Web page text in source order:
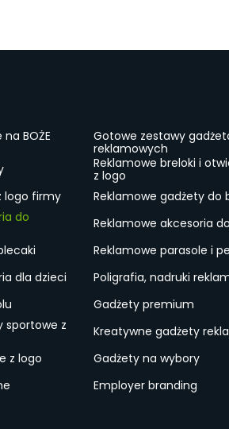
BOŻE
Gotowe zestawy
reklamowych
Reklamowe breloki i
z logo
logo firmy
Reklamowe gadżety do
do
Reklamowe akcesoria
Reklamowe parasole i
dla dzieci
Poligrafia, nadruki
Gadżety premium
sportowe z
Kreatywne gadżety
z logo
Gadżety na wybory
Employer branding